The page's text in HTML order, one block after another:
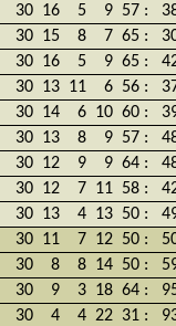
30 16 5 9 57 :
30 15 8 7 65 :
30 16 5 9 65 :
30 13 11 6 56 :
30 14 6 10 60 :
30 13 8 9 57 :
30 12 9 9 64 :
30 12 7 11 58 :
30 13 4 13 50 :
30 11 7 12 50 :
30 8 8 14 50 :
30 9 3 18 64 :
30 4 4 22 31 :